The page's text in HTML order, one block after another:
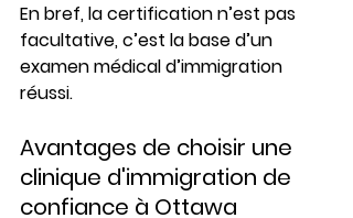
En bref, la certification n’est pas
facultative, c’est la base d’un
examen médical d’immigration
réussi.
Avantages de choisir une
clinique d'immigration de
confiance à Ottawa